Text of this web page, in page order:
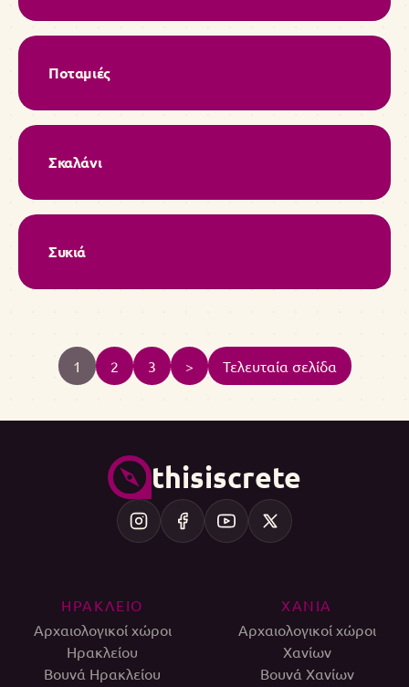
Ποταμιές
Σκαλάνι
Συκιά
1 2 3 > Τελευταία σελίδα
thisiscrete
ΗΡΑΚΛΕΙΟ
Αρχαιολογικοί χώροι
Ηρακλείου
Βουνά Ηρακλείου
ΧΑΝΙΑ
Αρχαιολογικοί χώροι
Χανίων
Βουνά Χανίων